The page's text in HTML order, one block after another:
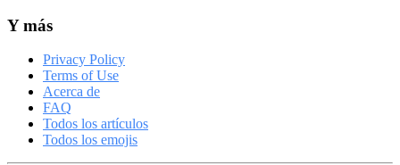
Y más
Privacy Policy
Terms of Use
Acerca de
FAQ
Todos los artículos
Todos los emojis